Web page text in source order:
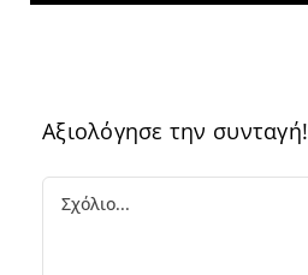
Αξιολόγησε την συνταγή!
Comment